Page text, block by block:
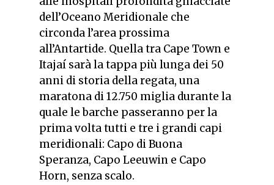
dell’Oceano Meridionale che
circonda l’area prossima
all’Antartide. Quella tra Cape Town e
Itajaí sarà la tappa più lunga dei 50
anni di storia della regata, una
maratona di 12.750 miglia durante la
quale le barche passeranno per la
prima volta tutti e tre i grandi capi
meridionali: Capo di Buona
Speranza, Capo Leeuwin e Capo
Horn, senza scalo.